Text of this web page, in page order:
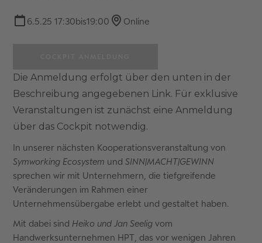
6.5.25 17:30bis19:00 Online
Die Anmeldung erfolgt über den unten in der
Beschreibung angegebenen Link. Für exklusive
Veranstaltungen ist zunächst eine Anmeldung
über das Cockpit notwendig.
In unserer nächsten Kooperationsveranstaltung von
Symworking Ecosystem undSINN|MACHT|GEWINN
sprechen wir mit Unternehmern, die tiefgreifende
Veränderungen im Rahmen einer
Unternehmensübergabe erlebt und gestaltet haben.
Mit dabei sind Heiko und Jan Seelig vom
Handwerksunternehmen HPT, das vor wenigen Jahren